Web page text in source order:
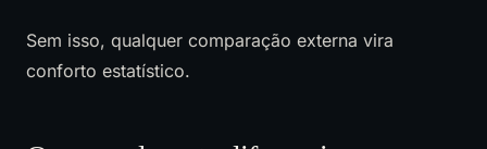
Sem isso, qualquer comparação externa vira
conforto estatístico.